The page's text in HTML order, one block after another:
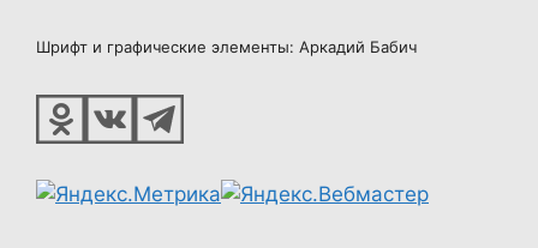
Шрифт и графические элементы: Аркадий Бабич